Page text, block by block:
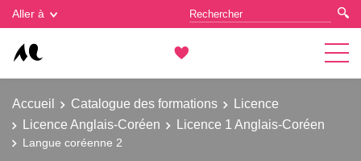
Aller à
Accueil Catalogue des formations
Licence
Licence Anglais-Coréen
Licence 1 Anglais-Coréen
Langue coréenne 2
Gestion des cookies